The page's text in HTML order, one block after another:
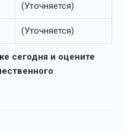
(Уточняется)
(Уточняется)
сегодня и оцените